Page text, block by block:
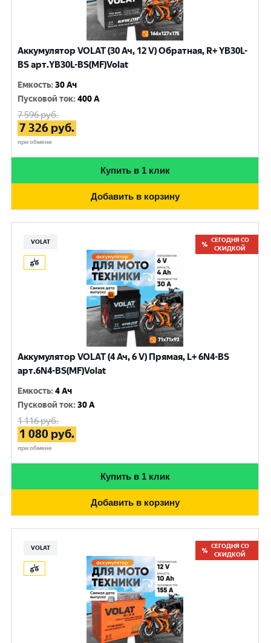
Аккумулятор VOLAT (30 Ач, 12 V) Обратная, R+ YB30L-
BS арт.YB30L-BS(MF)Volat
Емкость:30 Ач
Пусковой ток:400 A
7 596руб.
7 326 руб.
при обмене
Купить в 1 клик
Добавить в корзину
VOLAT
СЕГОДНЯ СО
СКИДКОЙ
Аккумулятор VOLAT (4 Ач, 6 V) Прямая, L+ 6N4-BS
арт.6N4-BS(MF)Volat
Емкость:4 Ач
Пусковой ток:30 A
1 116руб.
1 080 руб.
при обмене
Купить в 1 клик
Добавить в корзину
VOLAT
СЕГОДНЯ СО
СКИДКОЙ